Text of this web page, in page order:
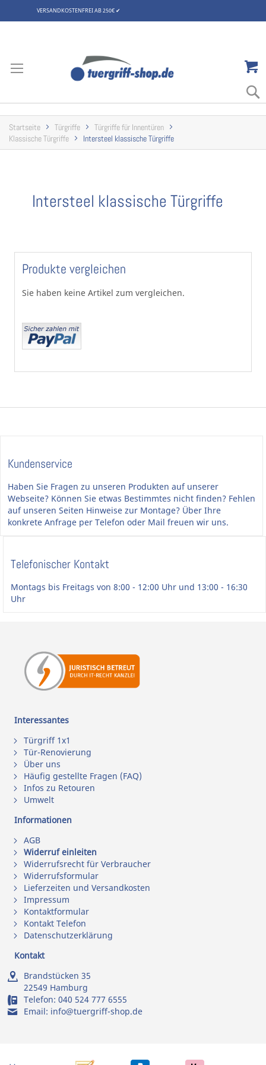
VERSANDKOSTENFREI AB 250€ ✔
springen
Startseite Türgriffe
Türgriffe für Innentüren
Klassische Türgriffe
Intersteel klassische Türgriffe
Intersteel klassische Türgriffe
Produkte vergleichen
Sie haben keine Artikel zum vergleichen.
Kundenservice
Haben Sie Fragen zu unseren Produkten auf unserer
Webseite? Können Sie etwas Bestimmtes nicht finden? Fehlen
auf unseren Seiten Hinweise zur Montage? Über Ihre
konkrete Anfrage per Telefon oder Mail freuen wir uns.
Telefonischer Kontakt
Montags bis Freitags von 8:00 - 12:00 Uhr und 13:00 - 16:30
Uhr
Interessantes
Türgriff 1x1
Tür-Renovierung
Über uns
Häufig gestellte Fragen (FAQ)
Infos zu Retouren
Umwelt
Informationen
AGB
Widerruf einleiten
Widerrufsrecht für Verbraucher
Widerrufsformular
Lieferzeiten und Versandkosten
Impressum
Kontaktformular
Kontakt Telefon
Datenschutzerklärung
Kontakt
Brandstücken 35
22549 Hamburg
Telefon: 040 524 777 6555
Email: info@tuergriff-shop.de